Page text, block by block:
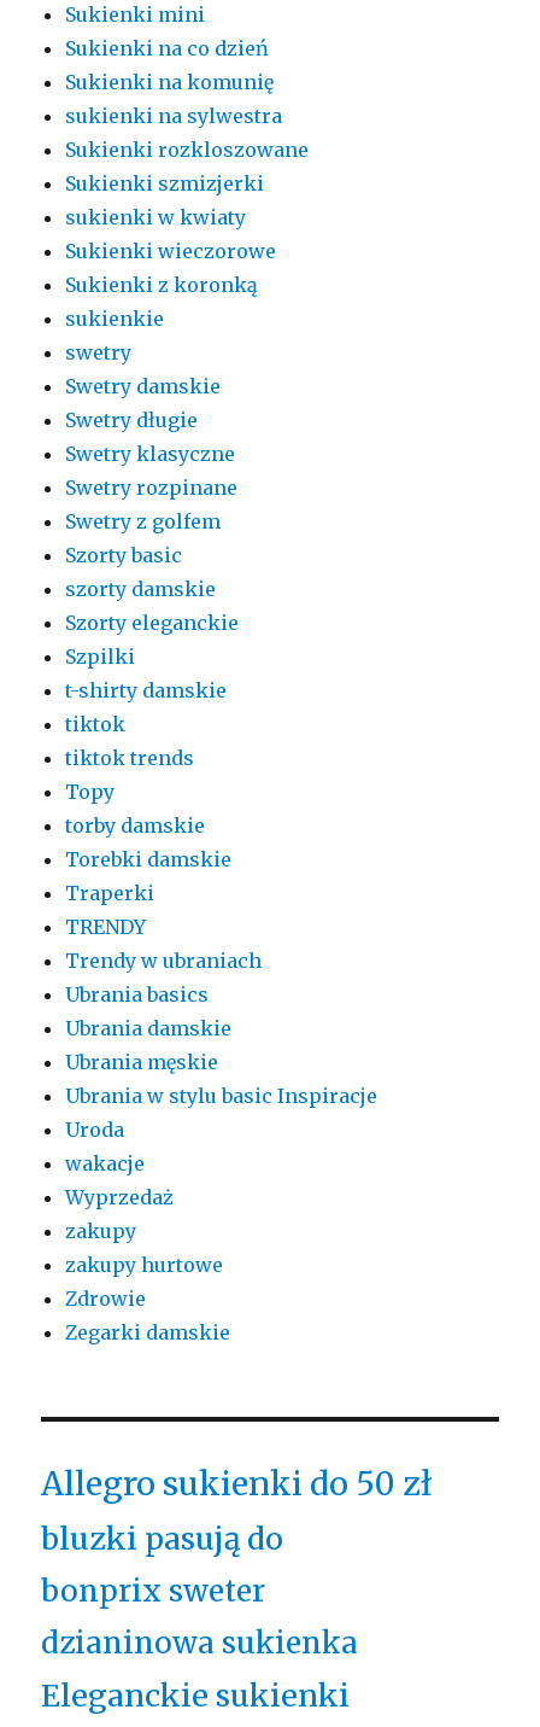
Sukienki mini
Sukienki na co dzień
Sukienki na komunię
sukienki na sylwestra
Sukienki rozkloszowane
Sukienki szmizjerki
sukienki w kwiaty
Sukienki wieczorowe
Sukienki z koronką
sukienkie
swetry
Swetry damskie
Swetry długie
Swetry klasyczne
Swetry rozpinane
Swetry z golfem
Szorty basic
szorty damskie
Szorty eleganckie
Szpilki
t-shirty damskie
tiktok
tiktok trends
Topy
torby damskie
Torebki damskie
Traperki
TRENDY
Trendy w ubraniach
Ubrania basics
Ubrania damskie
Ubrania męskie
Ubrania w stylu basic Inspiracje
Uroda
wakacje
Wyprzedaż
zakupy
zakupy hurtowe
Zdrowie
Zegarki damskie
Allegro sukienki do 50 zł
bluzki pasują do
bonprix sweter
dzianinowa sukienka
Eleganckie sukienki